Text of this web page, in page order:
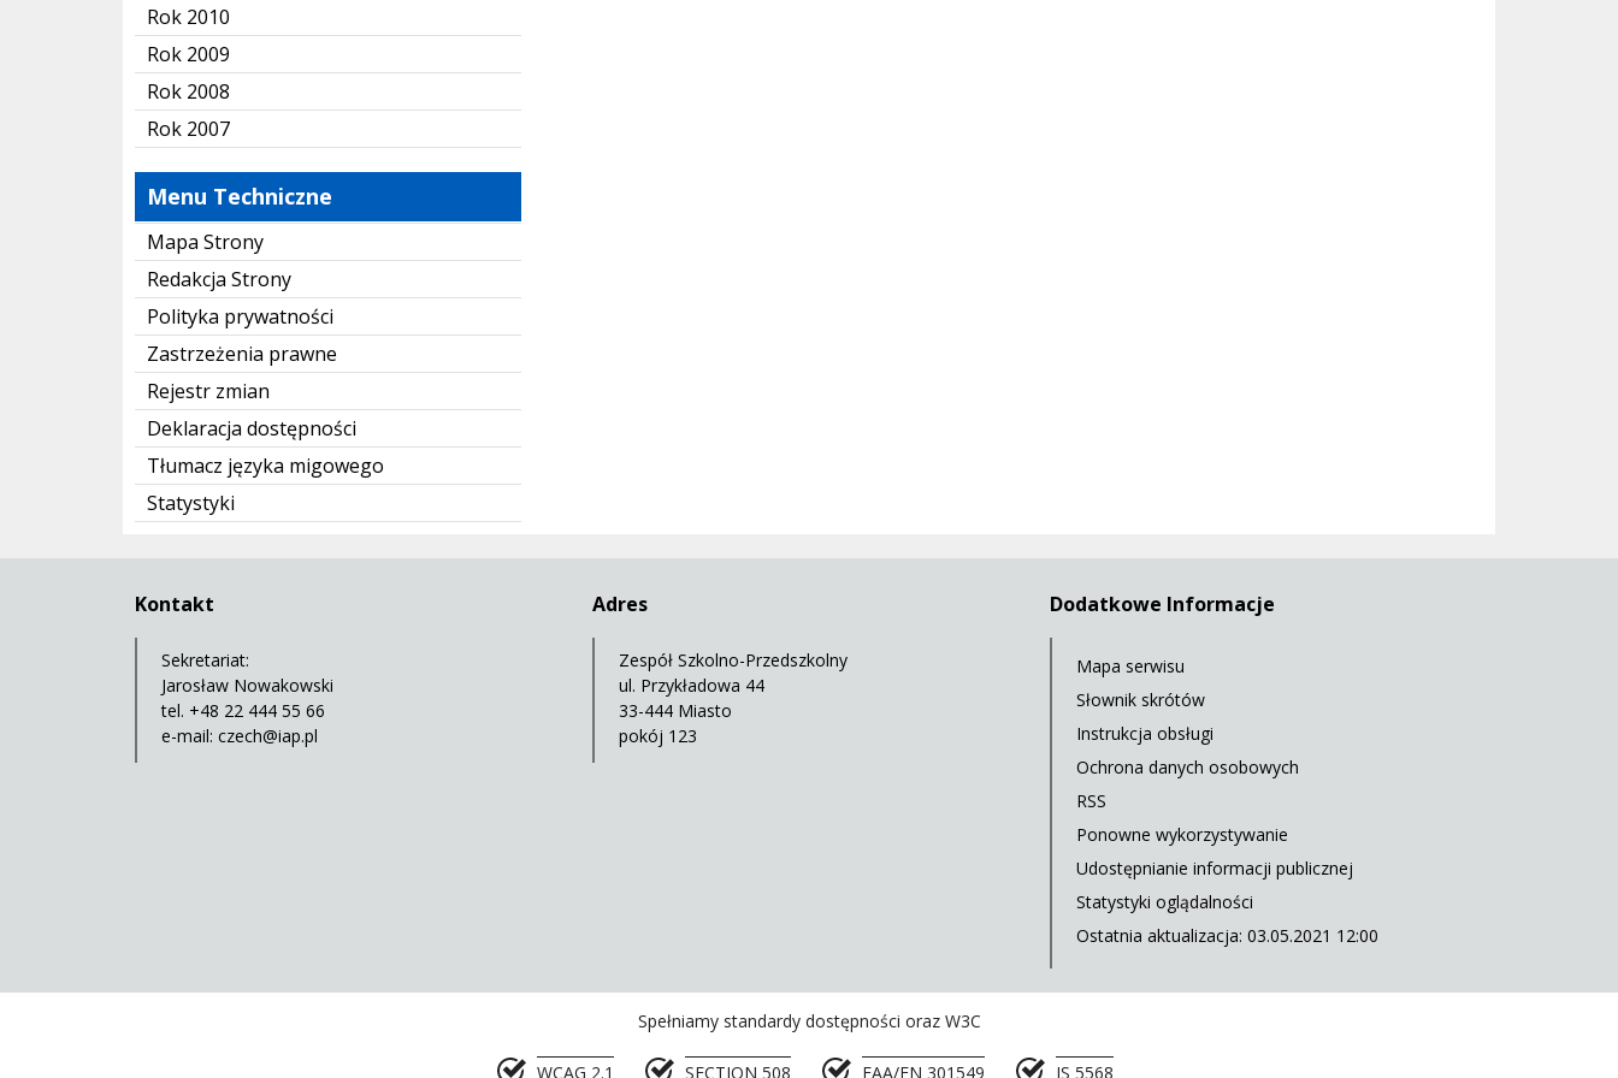
Rok 2010
Rok 2009
Rok 2008
Rok 2007
Menu Techniczne
Mapa Strony
Redakcja Strony
Polityka prywatności
Zastrzeżenia prawne
Rejestr zmian
Deklaracja dostępności
Tłumacz języka migowego
Statystyki
Kontakt
Sekretariat:
Jarosław Nowakowski
tel. +48 22 444 55 66
e-mail: czech@iap.pl
Adres
Zespół Szkolno-Przedszkolny
ul. Przykładowa 44
33-444 Miasto
pokój 123
Dodatkowe Informacje
Mapa serwisu
Słownik skrótów
Instrukcja obsługi
Ochrona danych osobowych
RSS
Ponowne wykorzystywanie
Udostępnianie informacji publicznej
Statystyki oglądalności
Ostatnia aktualizacja: 03.05.2021 12:00
Spełniamy standardy dostępności oraz W3C
WCAG 2.1 SECTION 508 EAA/EN 301549 IS 5568